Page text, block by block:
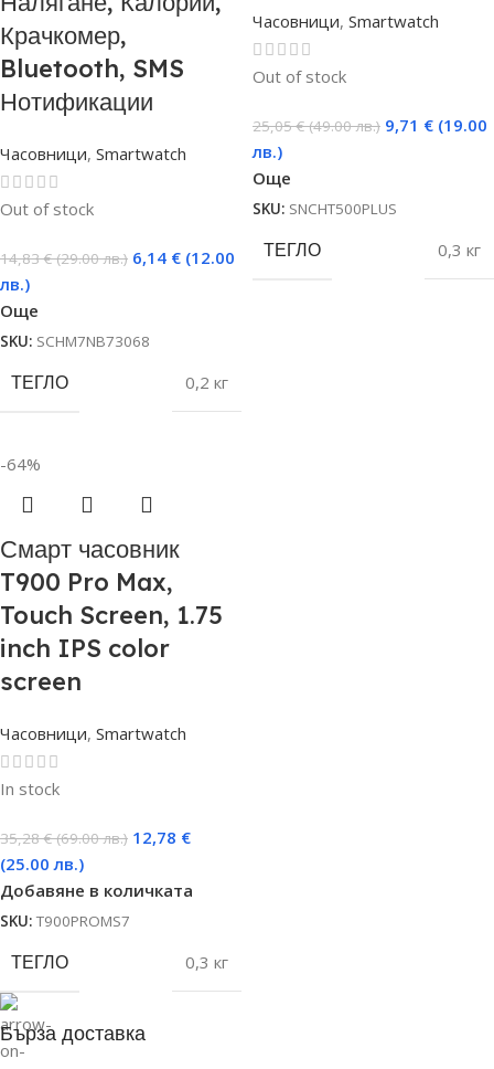
Крачкомер,
Bluetooth, SMS
Нотификации
Часовници, Smartwatch
Out of stock
14,83€ (29.00 лв.) 6,14 € (12.00
лв.)
Още
SKU: SCHM7NB73068
ТЕГЛО 0,2 кг
Часовници, Smartwatch
Out of stock
25,05€ (49.00 лв.) 9,71 € (19.00
лв.)
Още
SKU: SNCHT500PLUS
ТЕГЛО 0,3 кг
-64%
Смарт часовник
T900 Pro Max,
Touch Screen, 1.75
inch IPS color
screen
Часовници, Smartwatch
In stock
35,28€ (69.00 лв.) 12,78 €
(25.00 лв.)
Добавяне в количката
SKU: T900PROMS7
ТЕГЛО 0,3 кг
Бърза доставка